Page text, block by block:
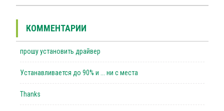
КОММЕНТАРИИ
прошу установить драйвер
Устанавливается до 90% и ... ни с места
Thanks